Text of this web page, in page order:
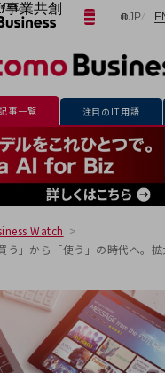
事業共創
Plural Futures
社会の実現を目指し、
究・実装する事業共創エコシス
Futuresとは
ー
スト/パートナー企業)
トフォーマーとして
長する社会を目指します
AI)
JP日本
入力して探す
NTTドコモビジネスの
事一覧 注目のIT用語
Watch
う」から「使う」の時代へ。